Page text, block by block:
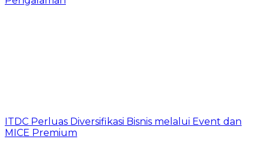
ITDC Perluas Diversifikasi Bisnis melalui Event dan
MICE Premium